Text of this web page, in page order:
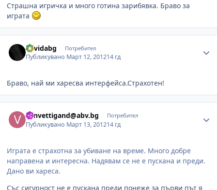
Страшна игричка и много готина зарибявка. Браво за
играта
davidabg Потребител
Публикувано Март 12, 201214 гд
Браво, най ми харесва интерфейса.Страхотен!
vanvettigand@abv.bg Потребител
Публикувано Март 13, 201214 гд
Играта е страхотна за убиване на време. Много добре
направена и интересна. Надявам се не е пускана и преди.
Дано ви хареса.
Със сигурност не е пускана преди понеже за първи път я